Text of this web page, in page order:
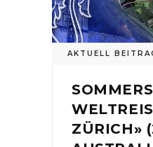
AKTUELL
ZÜRICH»